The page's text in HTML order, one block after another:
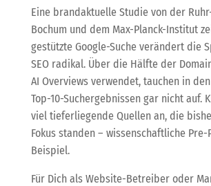
Eine brandaktuelle Studie von der
Bochum und dem Max-Planck-Institut
gestützte Google-Suche verändert die
SEO radikal. Über die Hälfte der
AI Overviews verwendet, tauchen in
Top-10-Suchergebnissen gar nicht auf.
viel tieferliegende Quellen an, die
Fokus standen – wissenschaftliche Pre-
Beispiel.
Für Dich als Website-Betreiber oder